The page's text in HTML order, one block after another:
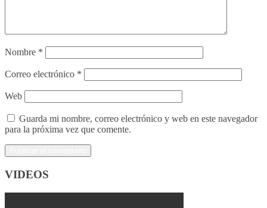
Nombre *
Correo electrónico *
Web
Guarda mi nombre, correo electrónico y web en este navegador
para la próxima vez que comente.
VIDEOS